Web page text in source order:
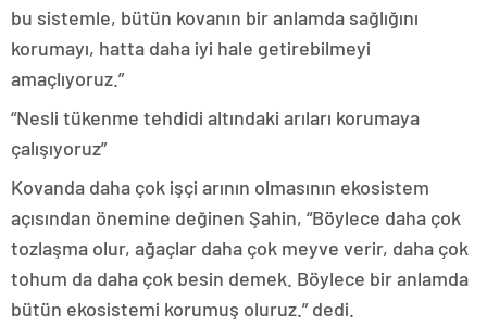
bu sistemle, bütün kovanın bir anlamda sağlığını
korumayı, hatta daha iyi hale getirebilmeyi
amaçlıyoruz.”
“Nesli tükenme tehdidi altındaki arıları korumaya
çalışıyoruz”
Kovanda daha çok işçi arının olmasının ekosistem
açısından önemine değinen Şahin, “Böylece daha çok
tozlaşma olur, ağaçlar daha çok meyve verir, daha çok
tohum da daha çok besin demek. Böylece bir anlamda
bütün ekosistemi korumuş oluruz.” dedi.